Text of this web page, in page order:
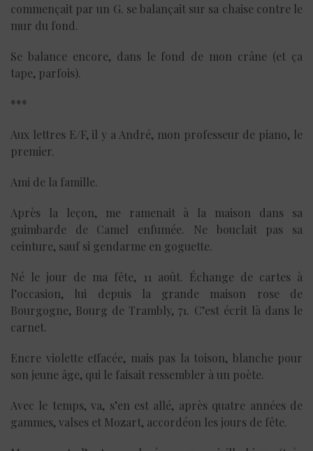
commençait par un G. se balançait sur sa chaise contre le
mur du fond.
Se balance encore, dans le fond de mon crâne (et ça
tape, parfois).
***
Aux lettres E/F, il y a André, mon professeur de piano, le
premier.
Ami de la famille.
Après la leçon, me ramenait à la maison dans sa
guimbarde de Camel enfumée. Ne bouclait pas sa
ceinture, sauf si gendarme en goguette.
Né le jour de ma fête, 11 août. Échange de cartes à
l’occasion, lui depuis la grande maison rose de
Bourgogne, Bourg de Trambly, 71. C’est écrit là dans le
carnet.
Encre violette effacée, mais pas la toison, blanche pour
son jeune âge, qui le faisait ressembler à un poète.
Avec le temps, va, s’en est allé, après quatre années de
gammes, valses et Mozart, accordéon les jours de fête.